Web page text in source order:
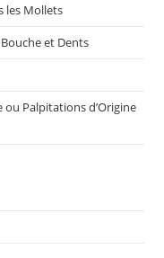
les Mollets
et Dents
ou Palpitations d’Origine